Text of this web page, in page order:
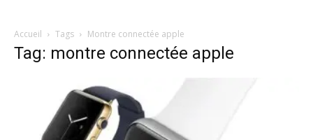
Accueil Tags Montre connectée apple
Tag: montre connectée apple